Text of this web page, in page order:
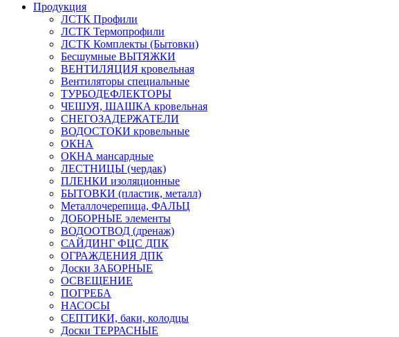
Продукция
ЛСТК Профили
ЛСТК Термопрофили
ЛСТК Комплекты (Бытовки)
Бесшумные ВЫТЯЖКИ
ВЕНТИЛЯЦИЯ кровельная
Вентиляторы специальные
ТУРБОДЕФЛЕКТОРЫ
ЧЕШУЯ, ШАШКА кровельная
СНЕГОЗАДЕРЖАТЕЛИ
ВОДОСТОКИ кровельные
ОКНА
ОКНА мансардные
ЛЕСТНИЦЫ (чердак)
ПЛЕНКИ изоляционные
БЫТОВКИ (пластик, металл)
Металлочерепица, ФАЛЬЦ
ДОБОРНЫЕ элементы
ВОДООТВОД (дренаж)
САЙДИНГ ФЦС ДПК
ОГРАЖДЕНИЯ ДПК
Доски ЗАБОРНЫЕ
ОСВЕЩЕНИЕ
ПОГРЕБА
НАСОСЫ
СЕПТИКИ, баки, колодцы
Доски ТЕРРАСНЫЕ